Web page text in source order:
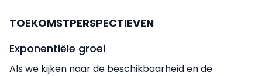
TOEKOMSTPERSPECTIEVEN
Exponentiële groei
Als we kijken naar de beschikbaarheid en de